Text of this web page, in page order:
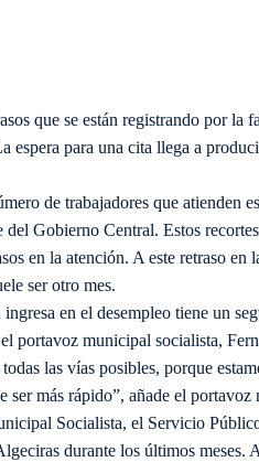
que se están registrando por la
espera para una cita llega a
de trabajadores que atienden
Gobierno Central. Estos
en la atención. A este retraso en
ser otro mes.
en el desempleo tiene un
portavoz municipal socialista,
las vías posibles, porque
más rápido”, añade el portavoz
Socialista, el Servicio
durante los últimos meses.